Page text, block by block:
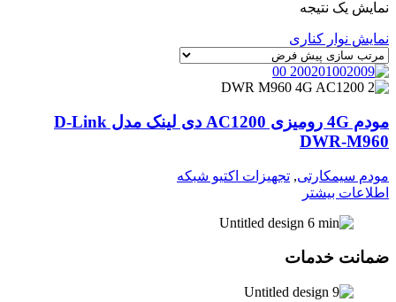
نمایش یک نتیجه
نمایش نوار کناری
مودم 4G رومیزی AC1200 دی لینک مدل D-Link
DWR-M960
مودم سیمکارتی, تجهیزات اکتیو شبکه
اطلاعات بیشتر
ضمانت خدمات